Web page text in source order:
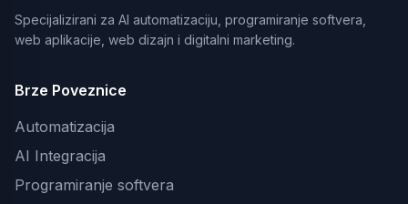
Specijalizirani za AI automatizaciju, programiranje softvera,
web aplikacije, web dizajn i digitalni marketing.
Brze Poveznice
Automatizacija
AI Integracija
Programiranje softvera